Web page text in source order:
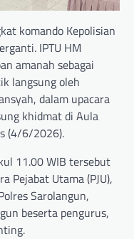
komando Kepolisian
IPTU HM
amanah sebagai
langsung oleh
dalam upacara
khidmat di Aula
(4/6/2026).
11.00 WIB tersebut
Pejabat Utama (PJU),
Sarolangun,
beserta pengurus,